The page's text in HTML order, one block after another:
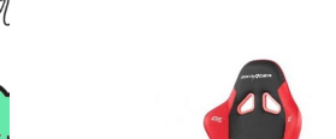
Игровое компьютерное кресло